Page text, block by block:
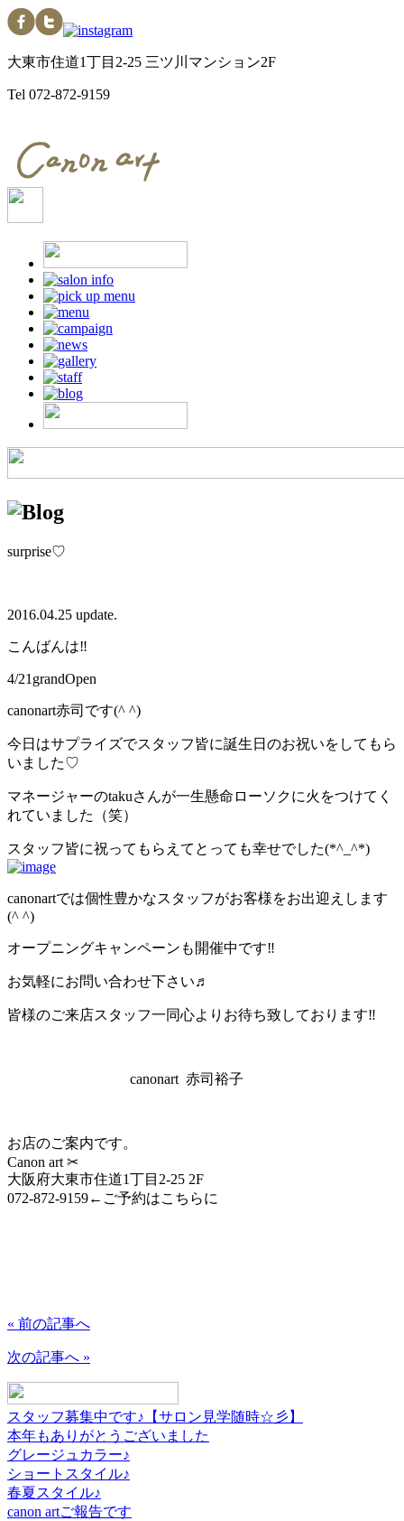
大東市住道1丁目2-25 三ツ川マンション2F
Tel 072-872-9159
surprise♡
2016.04.25 update.
こんばんは‼︎
4/21grandOpen
canonart赤司です(^ ^)
今日はサプライズでスタッフ皆に誕生日のお祝いをしてもら
いました♡
マネージャーのtakuさんが一生懸命ローソクに火をつけてく
れていました（笑）
スタッフ皆に祝ってもらえてとっても幸せでした(*^_^*)
canonartでは個性豊かなスタッフがお客様をお出迎えします
(^ ^)
オープニングキャンペーンも開催中です‼︎
お気軽にお問い合わせ下さい♬
皆様のご来店スタッフ一同心よりお待ち致しております‼︎
canonart 赤司裕子
お店のご案内です。
Canon art ✂︎
大阪府大東市住道1丁目2-25 2F
072-872-9159←ご予約はこちらに
« 前の記事へ
次の記事へ »
スタッフ募集中です♪【サロン見学随時☆彡】
本年もありがとうございました
グレージュカラー♪
ショートスタイル♪
春夏スタイル♪
canon artご報告です